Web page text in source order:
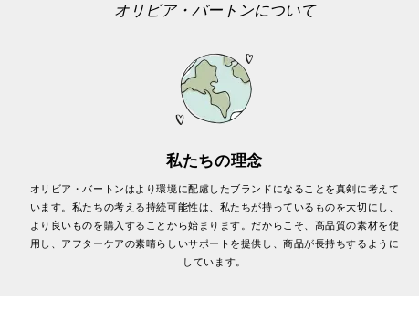
オリビア・バートンについて
私たちの理念
オリビア・バートンはより環境に配慮したブランドになることを真剣に考えて
います。私たちの考える持続可能性は、私たちが持っているものを大切にし、
より良いものを購入することから始まります。だからこそ、高品質の素材を使
用し、アフターケアの素晴らしいサポートを提供し、商品が長持ちするように
しています。